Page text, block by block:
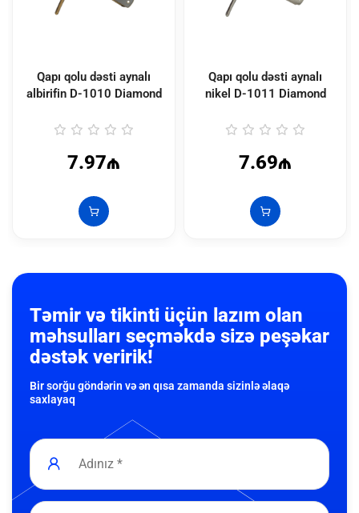
Qapı qolu dəsti aynalı
albirifin D-1010 Diamond
7.97₼
Qapı qolu dəsti aynalı
nikel D-1011 Diamond
7.69₼
Təmir və tikinti üçün lazım olan
məhsulları seçməkdə sizə peşəkar
dəstək veririk!
Bir sorğu göndərin və ən qısa zamanda sizinlə əlaqə
saxlayaq